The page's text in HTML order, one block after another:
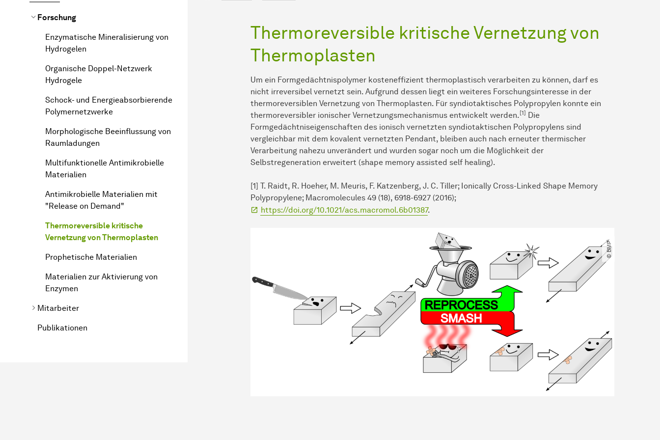
Forschung
Enzymatische Mineralisierung von
Hydrogelen
Organische Doppel-Netzwerk
Hydrogele
Schock- und Energieabsorbierende
Polymernetzwerke
Morphologische Beeinflussung von
Raumladungen
Multifunktionelle Antimikrobielle
Materialien
Antimikrobielle Materialien mit
"Release on Demand"
Thermoreversible kritische
Vernetzung von Thermoplasten
Prophetische Materialien
Materialien zur Aktivierung von
Enzymen
Mitarbeiter
Publikationen
Thermoreversible kritische Vernetzung von
Thermoplasten
Um ein Formgedächtnispolymer kosteneffizient thermoplastisch verarbeiten zu können, darf es
nicht irreversibel vernetzt sein. Aufgrund dessen liegt ein weiteres Forschungsinteresse in der
thermoreversiblen Vernetzung von Thermoplasten. Für syndiotaktisches Polypropylen konnte ein
thermoreversibler ionischer Vernetzungsmechanismus entwickelt werden.[1] Die
Formgedächtniseigenschaften des ionisch vernetzten syndiotaktischen Polypropylens sind
vergleichbar mit dem kovalent vernetzten Pendant, bleiben auch nach erneuter thermischer
Verarbeitung nahezu unverändert und wurden sogar noch um die Möglichkeit der
Selbstregeneration erweitert (shape memory assisted self healing).
[1] T. Raidt, R. Hoeher, M. Meuris, F. Katzenberg, J. C. Tiller; Ionically Cross-Linked Shape Memory
Polypropylene; Macromolecules 49 (18), 6918-6927 (2016);
https://doi.org/10.1021/acs.macromol.6b01387.
© BMP